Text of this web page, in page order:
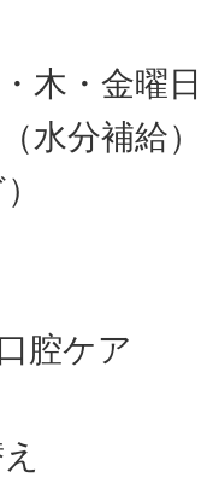
木・金曜
水分補給
腔ケア